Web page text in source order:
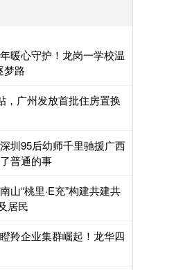
暖心守护！龙岗一学校温
梦路
，广州发放首批住房置换
圳95后幼师千里驰援广西
普通的事
山“桃里·E充”构建共建共
居民
羚企业集群崛起！龙华四